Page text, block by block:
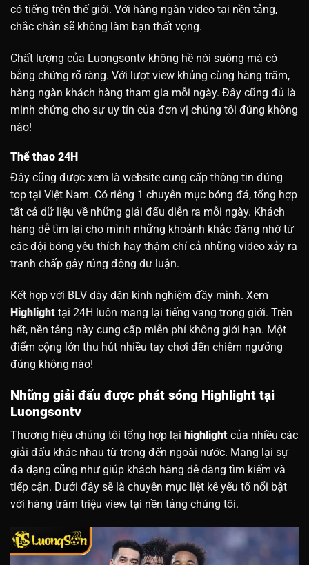
có tiếng trên thế giới. Với hàng ngàn video tại nền tảng,
chắc chắn sẽ không làm bạn thất vọng.
Chất lượng của Luongsontv không hề nói suông mà có
bằng chứng rõ ràng. Với lượt view khủng cùng hàng trăm,
hàng ngàn khách hàng tham gia mỗi ngày. Đây cũng đủ là
minh chứng cho sự uy tín của đơn vị chúng tôi đúng không
nào!
Thể thao 24H
Đây cũng được xem là website cung cấp thông tin đứng
top tại Việt Nam. Có riêng 1 chuyên mục bóng đá, tổng hợp
tất cả dữ liệu về những giải đấu diễn ra mỗi ngày. Khách
hàng dễ tìm lại cho mình những khoảnh khắc đáng nhớ từ
các đội bóng yêu thích hay thậm chí cả những video xảy ra
tranh chấp gây rúng động dư luận.
Kết hợp với BLV dày dặn kinh nghiệm đầy mình. Xem
Highlight tại 24H luôn mang lại tiếng vang trong giới. Trên
hết, nền tảng này cung cấp miễn phí không giới hạn. Một
điểm cộng lớn thu hút nhiều tay chơi đến chiêm ngưỡng
đúng không nào!
Những giải đấu được phát sóng Highlight tại
Luongsontv
Thương hiệu chúng tôi tổng hợp lại highlight của nhiều các
giải đấu khác nhau từ trong đến ngoài nước. Mang lại sự
đa dạng cũng như giúp khách hàng dễ dàng tìm kiếm và
tiếp cận. Dưới đây sẽ là chuyên mục liệt kê yếu tố nổi bật
với hàng trăm triệu view tại nền tảng chúng tôi.